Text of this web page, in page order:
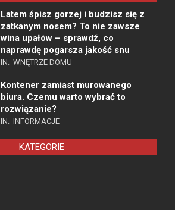
Latem śpisz gorzej i budzisz się z
zatkanym nosem? To nie zawsze
wina upałów – sprawdź, co
naprawdę pogarsza jakość snu
IN: WNĘTRZE DOMU
Kontener zamiast murowanego
biura. Czemu warto wybrać to
rozwiązanie?
IN: INFORMACJE
KATEGORIE